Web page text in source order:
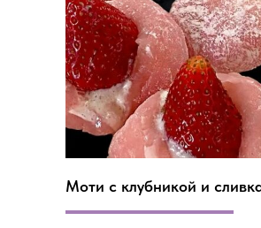
Моти с клубникой и